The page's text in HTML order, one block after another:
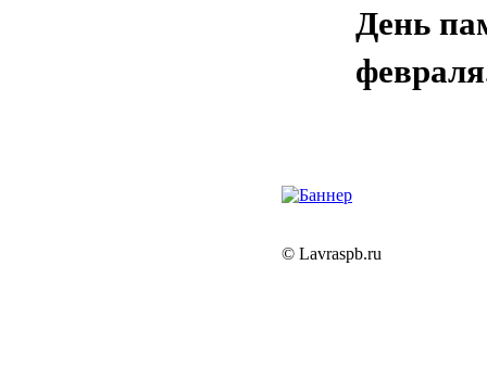
День
© Lavraspb.ru